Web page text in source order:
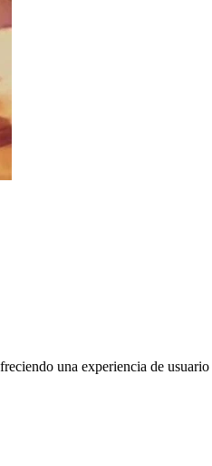
una experiencia de